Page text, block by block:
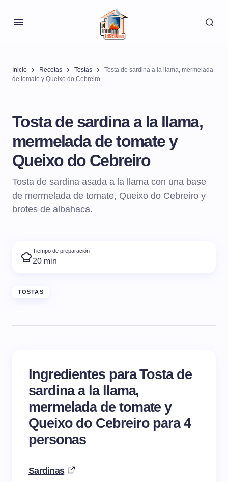
Inicio Recetas Tostas
Tosta de sardina a la llama, mermelada
de tomate y Queixo do Cebreiro
Tosta de sardina a la llama,
mermelada de tomate y
Queixo do Cebreiro
Tosta de sardina asada a la llama con una base
de mermelada de tomate, Queixo do Cebreiro y
brotes de albahaca.
Tiempo de preparación
20 min
TOSTAS
Ingredientes para Tosta de
sardina a la llama,
mermelada de tomate y
Queixo do Cebreiro para 4
personas
Sardinas